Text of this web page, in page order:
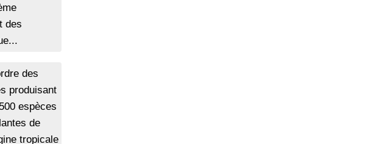
des
des
produisant
espèces
de
tropicale